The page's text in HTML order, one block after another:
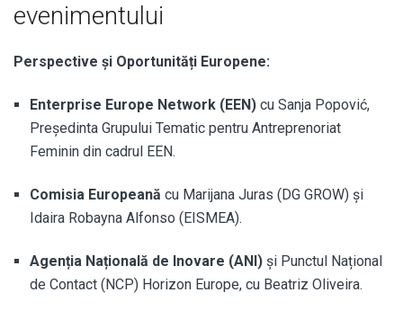
evenimentului
Perspective și Oportunități Europene:
Enterprise Europe Network (EEN) cu Sanja Popović,
Președinta Grupului Tematic pentru Antreprenoriat
Feminin din cadrul EEN.
Comisia Europeană cu Marijana Juras (DG GROW) și
Idaira Robayna Alfonso (EISMEA).
Agenția Națională de Inovare (ANI) și Punctul Național
de Contact (NCP) Horizon Europe, cu Beatriz Oliveira.